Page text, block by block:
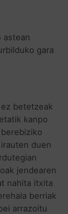
astean
gara
betetzeak
kanpo
duen
jendearen
nahita itxita
berriak
arrazoitu